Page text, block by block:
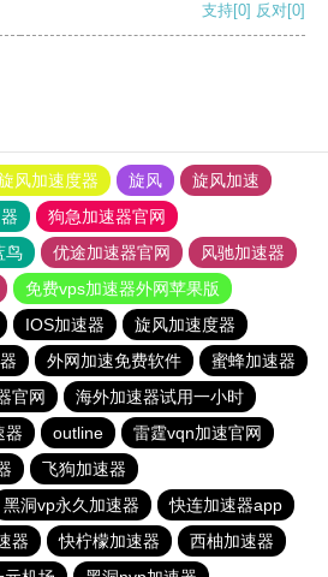
支持[0] 反对[0]
风加速度器 旋风
旋风加速
狗急加速器官网
鸟 优途加速器官网
风驰加速器
免费vps加速器外网苹果版
IOS加速器
旋风加速度器
外网加速免费软件
蜜蜂加速器
官网
海外加速器试用一小时
器 outline
雷霆vqn加速官网
飞狗加速器
黑洞vp永久加速器
快连加速器app
器 快柠檬加速器
西柚加速器